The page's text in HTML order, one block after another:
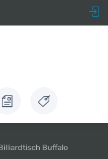
Buffalo